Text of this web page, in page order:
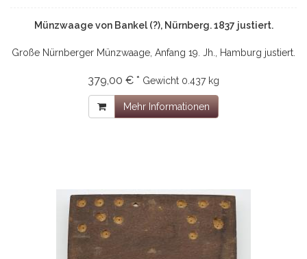
Münzwaage von Bankel (?), Nürnberg. 1837 justiert.
Große Nürnberger Münzwaage, Anfang 19. Jh., Hamburg justiert.
379,00 € * Gewicht 0.437 kg
Mehr Informationen